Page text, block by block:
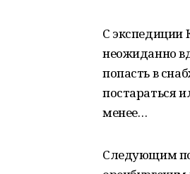
С экспедиции
неожиданно
попасть в
постараться
менее…
Следующим